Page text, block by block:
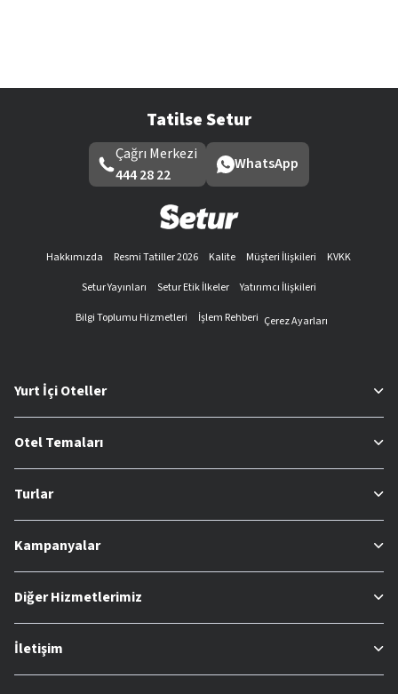
Tatilse Setur
Çağrı Merkezi
444 28 22
WhatsApp
Hakkımızda Resmi Tatiller 2026 Kalite Müşteri İlişkileri
KVKK
Setur Yayınları
Setur Etik İlkeler
Yatırımcı İlişkileri
Bilgi Toplumu Hizmetleri
İşlem Rehberi Çerez Ayarları
Yurt İçi Oteller
Otel Temaları
Turlar
Kampanyalar
Diğer Hizmetlerimiz
İletişim